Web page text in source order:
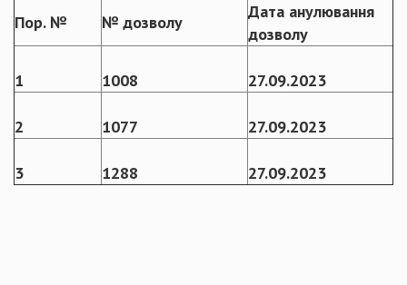
Пор. № № дозволу
Дата анулювання
дозволу
1 1008 27.09.2023
2 1077 27.09.2023
3 1288 27.09.2023